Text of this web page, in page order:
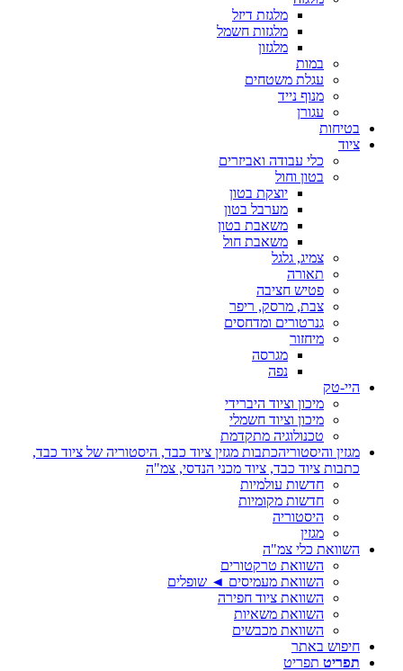
מלגזת דיזל
מלגזות חשמל
מלגזון
במות
עגלת משטחים
מנוף נייד
עגורן
בטיחות
ציוד
כלי עבודה ואביזרים
בטון וחול
יוצקת בטון
מערבל בטון
משאבת בטון
משאבת חול
צמיג, גלגל
תאורה
פטיש חציבה
צבת, מרסק, ריפר
גנרטורים ומדחסים
מיחזור
מגרסה
נפה
היי-טק
מיכון וציוד היברידי
מיכון וציוד חשמלי
טכנולוגיה מתקדמת
מגזין והיסטוריהכתבות מגזין ציוד כבד, היסטוריה של ציוד כבד,
כתבות ציוד כבד, ציוד מכני הנדסי, צמ"ה
חדשות עולמיות
חדשות מקומיות
היסטוריה
מגזין
השוואת כלי צמ"ה
השוואת טרקטורים
השוואת מעמיסים ◄ שופלים
השוואת ציוד חפירה
השוואת משאיות
השוואת מכבשים
חיפוש באתר
תפריט תפריט